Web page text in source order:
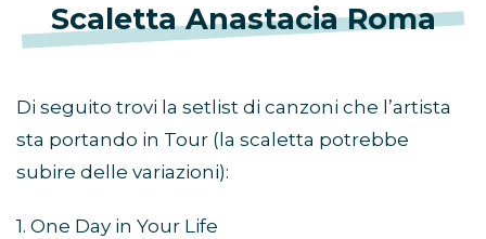
Scaletta Anastacia Roma
Di seguito trovi la setlist di canzoni che l’artista
sta portando in Tour (la scaletta potrebbe
subire delle variazioni):
1. One Day in Your Life